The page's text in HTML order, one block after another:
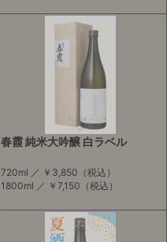
春霞 純米大吟醸 白ラベル
720ml ／ ￥3,850 （税込）
1800ml ／ ￥7,150 （税込）